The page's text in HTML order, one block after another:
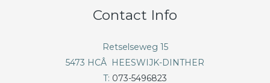
Contact Info
Retselseweg 15
5473 HCÂ HEESWIJK-DINTHER
T: 073-5496823